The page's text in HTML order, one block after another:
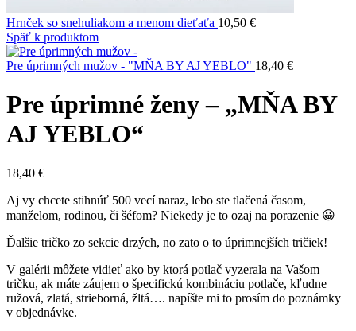
Hrnček so snehuliakom a menom dieťaťa 10,50 €
Späť k produktom
Pre úprimných mužov - "MŇA BY AJ YEBLO" 18,40 €
Pre úprimné ženy – „MŇA BY
AJ YEBLO“
18,40 €
Aj vy chcete stihnúť 500 vecí naraz, lebo ste tlačená časom,
manželom, rodinou, či šéfom? Niekedy je to ozaj na porazenie 😀
Ďalšie tričko zo sekcie drzých, no zato o to úprimnejších tričiek!
V galérii môžete vidieť ako by ktorá potlač vyzerala na Vašom
tričku, ak máte záujem o špecifickú kombináciu potlače, kľudne
ružová, zlatá, strieborná, žltá…. napíšte mi to prosím do poznámky
v objednávke.